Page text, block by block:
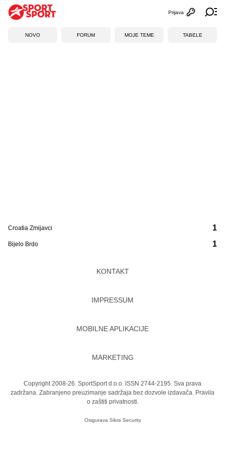
Otvori
Prijava
NOVO FORUM MOJE TEME TABELE
Croatia Zmijavci
Bijelo Brdo
1
1
KONTAKT
IMPRESSUM
MOBILNE APLIKACIJE
MARKETING
Copyright 2008-26. SportSport d.o.o. ISSN 2744-2195. Sva prava
zadržana. Zabranjeno preuzimanje sadržaja bez dozvole izdavača. Pravila
o zaštiti privatnosti.
Osigurava Sikra Security